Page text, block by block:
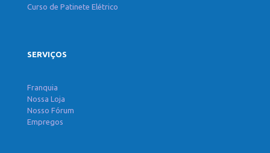
Curso de Patinete Elétrico
SERVIÇOS
Franquia
Nossa Loja
Nosso Fórum
Empregos